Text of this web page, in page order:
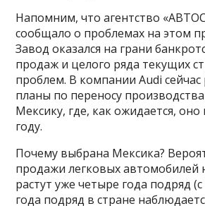
Напомним, что агентство
сообщало о проблемах на этом
Завод оказался на грани
продаж и целого ряда текущих
проблем. В компании Audi
планы по переносу
Мексику, где, как ожидается, оно
году.
Почему выбрана Мексика?
продажи легковых автомобилей
растут уже четыре года подряд
года подряд в стране